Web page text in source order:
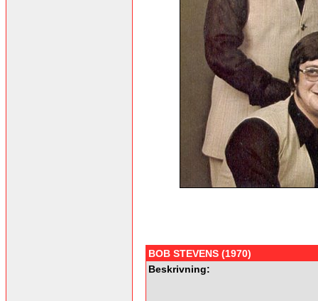
BOB STEVENS (1970)
Beskrivning: